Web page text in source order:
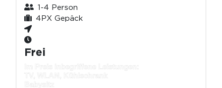
1-4 Person
4PX Gepäck
Frei
TV, WLAN, Kühlschrank